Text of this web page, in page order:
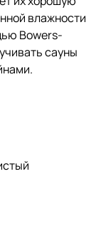
влажности
Bowers-
сауны